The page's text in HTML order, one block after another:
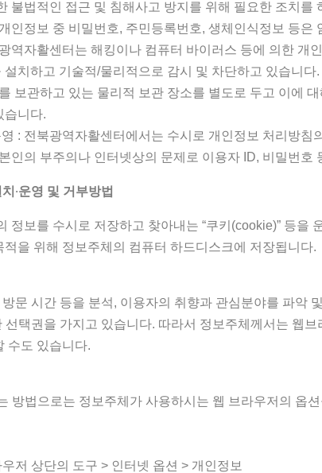
불법적인 접근 및 침해사고 방지를 위해 필요한 조치
인정보 중 비밀번호, 주민등록번호, 생체인식정보 등
자활센터는 해킹이나 컴퓨터 바이러스 등에 의한 개
치하고 기술적/물리적으로 감시 및 차단하고 있습니다.
보관하고 있는 물리적 보관 장소를 별도로 두고 이에
습니다.
: 전북광역자활센터에서는 수시로 개인정보 처리방
인의 부주의나 인터넷상의 문제로 이용자 ID, 비밀번
·운영 및 거부방법
정보를 수시로 저장하고 찾아내는 “쿠키(cookie)” 등
을 위해 정보주체의 컴퓨터 하드디스크에 저장됩니다.
문 시간 등을 분석, 이용자의 취향과 관심분야를 파악
선택권을 가지고 있습니다. 따라서 정보주체께서는 웹
수도 있습니다.
법으로는 정보주체가 사용하시는 웹 브라우저의 옵
저 상단의 도구 > 인터넷 옵션 > 개인정보